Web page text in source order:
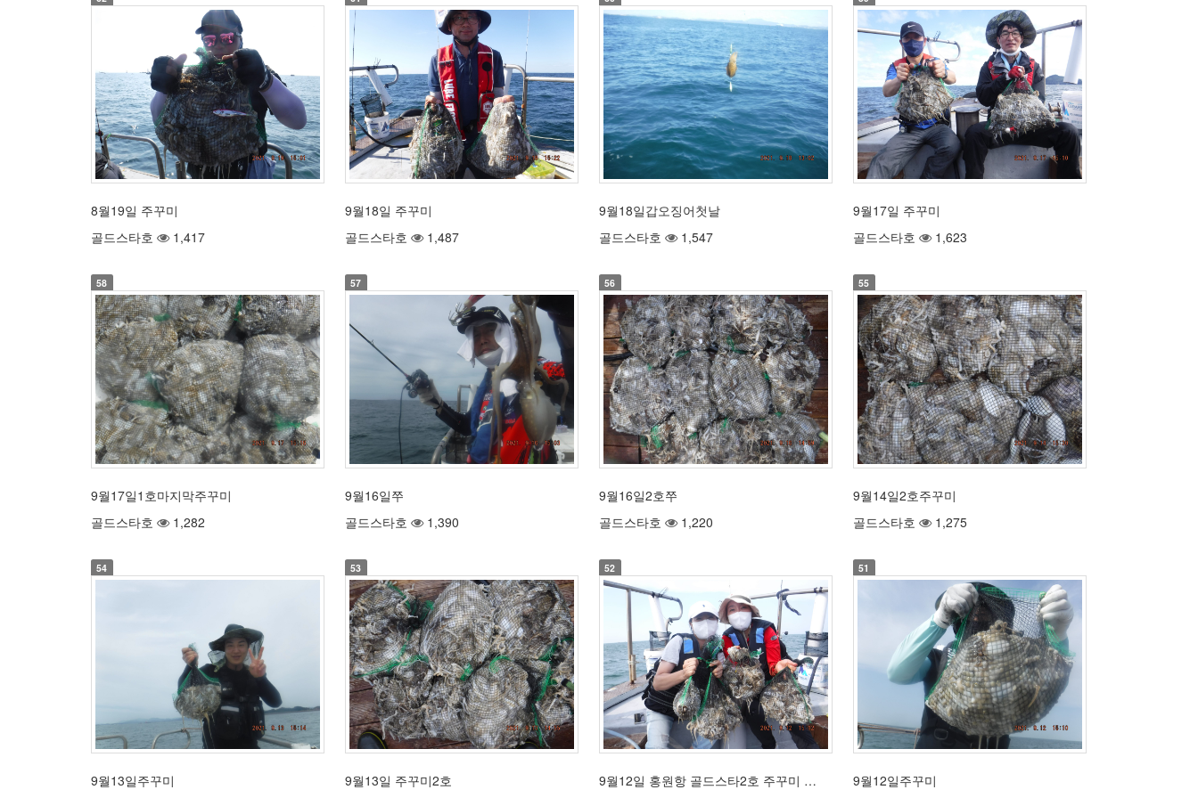
8월19일 주꾸미
골드스타호
1,417
9월18일 주꾸미
골드스타호
1,487
9월18일갑오징어첫날
골드스타호
1,547
9월17일 주꾸미
골드스타호
1,623
58
9월17일1호마지막주꾸미
골드스타호
1,282
57
9월16일쭈
골드스타호
1,390
56
9월16일2호쭈
골드스타호
1,220
55
9월14일2호주꾸미
골드스타호
1,275
54
9월13일주꾸미
53
9월13일 주꾸미2호
52
9월12일 홍원항 골드스타2호 주꾸미 …
51
9월12일주꾸미